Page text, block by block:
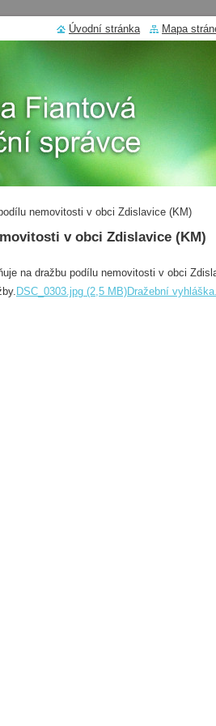
nemovitosti v obci Zdislavice (KM)
v obci Zdislavice (KM)
na dražbu podílu nemovitosti v obci
DSC_0303.jpg (2,5 MB)Dražební
Úvodní stránka Mapa